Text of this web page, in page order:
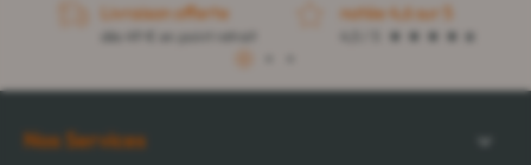
Livraison offerte
dès 49 € en point retrait
notée 4,6 sur 5
1
Nos Services